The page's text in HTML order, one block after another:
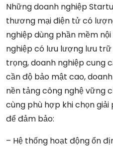
Những doanh nghiệp
thương mại điện tử có
nghiệp dùng phần mềm nội
nghiệp có lưu lượng lưu
trọng, doanh nghiệp cung
cần độ bảo mật cao,
nền tảng công nghệ vững
cùng phù hợp khi chọn
để đảm bảo:
– Hệ thống hoạt động ổn